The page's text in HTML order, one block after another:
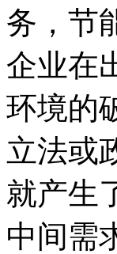
务，节
企业在
环境的
立法或
就产生
中间需